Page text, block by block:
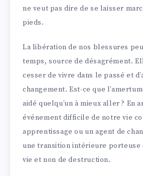
ne veut pas dire de se laisser
pieds.
La libération de nos blessures
temps, source de désagrément.
cesser de vivre dans le passé et
changement. Est-ce que
aidé quelqu’un à mieux aller ? En
événement difficile de notre vie
apprentissage ou un agent de
une transition intérieure porteuse
vie et non de destruction.